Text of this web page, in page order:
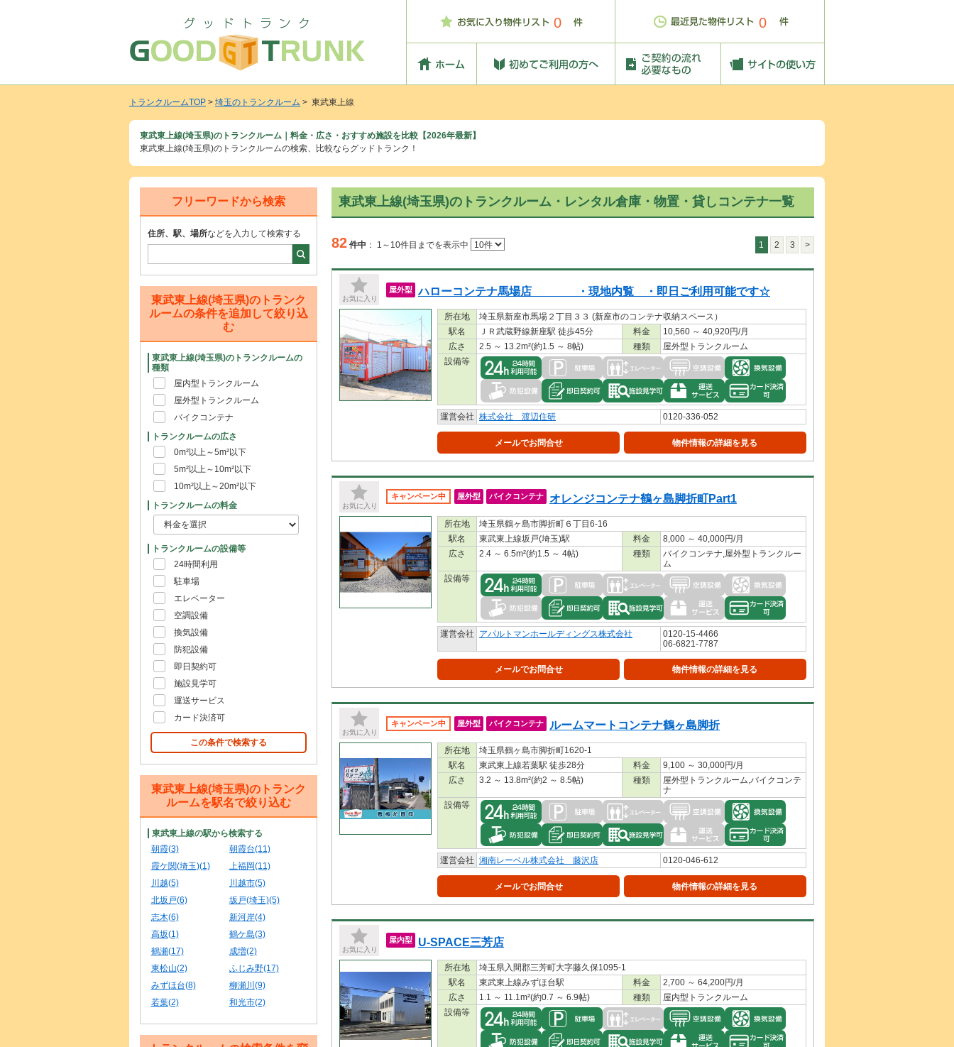
0 0
トランクルームTOP > 埼玉のトランクルーム > 東武東上線
東武東上線(埼玉県)のトランクルーム｜料金・広さ・おすすめ施設を比較【2026年最新】
東武東上線(埼玉県)のトランクルームの検索、比較ならグッドトランク！
東武東上線(埼玉県)のトランクルーム・レンタル倉庫・物置・貸しコンテナ一覧
82 件中 ： 1～10件目までを表示中 1 2 3 >
お気に入り
屋外型 ハローコンテナ馬場店 ・現地内覧 ・即日ご利用可能です☆
所在地
埼玉県新座市馬場２丁目３３ (新座市のコンテナ収納スペース）
駅名
ＪＲ武蔵野線新座駅 徒歩45分 料金
10,560 ～ 40,920円/月
広さ
2.5 ～ 13.2m²(約1.5 ～ 8帖) 種類
屋外型トランクルーム
設備等
運営会社 株式会社 渡辺住研 0120-336-052
メールでお問合せ 物件情報の詳細を見る
お気に入り
キャンペーン中 屋外型 バイクコンテナ オレンジコンテナ鶴ヶ島脚折町Part1
所在地
埼玉県鶴ヶ島市脚折町６丁目6-16
駅名
東武東上線坂戸(埼玉)駅 料金
8,000 ～ 40,000円/月
広さ
2.4 ～ 6.5m²(約1.5 ～ 4帖) 種類
バイクコンテナ,屋外型トランクルー
ム
設備等
運営会社 アパルトマンホールディングス株式会社
0120-15-4466
06-6821-7787
メールでお問合せ 物件情報の詳細を見る
お気に入り
キャンペーン中 屋外型 バイクコンテナ ルームマートコンテナ鶴ヶ島脚折
所在地
埼玉県鶴ヶ島市脚折町1620-1
駅名
東武東上線若葉駅 徒歩28分 料金
9,100 ～ 30,000円/月
広さ
3.2 ～ 13.8m²(約2 ～ 8.5帖) 種類
屋外型トランクルーム,バイクコンテ
ナ
設備等
運営会社 湘南レーベル株式会社 藤沢店 0120-046-612
メールでお問合せ 物件情報の詳細を見る
お気に入り
屋内型 U-SPACE三芳店
所在地
埼玉県入間郡三芳町大字藤久保1095-1
駅名
東武東上線みずほ台駅 料金
2,700 ～ 64,200円/月
広さ
1.1 ～ 11.1m²(約0.7 ～ 6.9帖) 種類
屋内型トランクルーム
設備等
フリーワードから検索
住所、駅、場所などを入力して検索する
東武東上線(埼玉県)のトランク
ルームの条件を追加して絞り込
む
東武東上線(埼玉県)のトランクルームの
種類
屋内型トランクルーム
屋外型トランクルーム
バイクコンテナ
トランクルームの広さ
0m²以上～5m²以下
5m²以上～10m²以下
10m²以上～20m²以下
トランクルームの料金
トランクルームの設備等
24時間利用
駐車場
エレベーター
空調設備
換気設備
防犯設備
即日契約可
施設見学可
運送サービス
カード決済可
この条件で検索する
東武東上線(埼玉県)のトランク
ルームを駅名で絞り込む
東武東上線の駅から検索する
朝霞(3)
朝霞台(11)
霞ケ関(埼玉)(1)
上福岡(11)
川越(5)
川越市(5)
北坂戸(6)
坂戸(埼玉)(5)
志木(6)
新河岸(4)
高坂(1)
鶴ケ島(3)
鶴瀬(17)
成増(2)
東松山(2)
ふじみ野(17)
みずほ台(8)
柳瀬川(9)
若葉(2)
和光市(2)